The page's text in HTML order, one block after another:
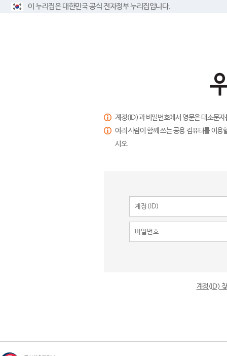
이 누리집은 대한민국 공식 전자정부 누리집입니다.
계정(ID)과 비밀번호에서 영문은 대소문
여러 사람이 함께 쓰는 공용 컴퓨터를 이
시오.
계정(ID)